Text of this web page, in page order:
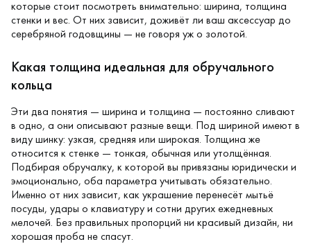
которые стоит посмотреть внимательно: ширина, толщина
стенки и вес. От них зависит, доживёт ли ваш аксессуар до
серебряной годовщины — не говоря уж о золотой.
Какая толщина идеальная для обручального
кольца
Эти два понятия — ширина и толщина — постоянно сливают
в одно, а они описывают разные вещи. Под шириной имеют в
виду шинку: узкая, средняя или широкая. Толщина же
относится к стенке — тонкая, обычная или утолщённая.
Подбирая обручалку, к которой вы привязаны юридически и
эмоционально, оба параметра учитывать обязательно.
Именно от них зависит, как украшение перенесёт мытьё
посуды, удары о клавиатуру и сотни других ежедневных
мелочей. Без правильных пропорций ни красивый дизайн, ни
хорошая проба не спасут.